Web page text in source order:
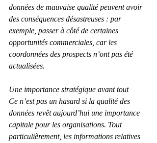
données de mauvaise qualité peuvent avoir
des conséquences désastreuses : par
exemple, passer à côté de certaines
opportunités commerciales, car les
coordonnées des prospects n’ont pas été
actualisées.
Une importance stratégique avant tout
Ce n’est pas un hasard si la qualité des
données revêt aujourd’hui une importance
capitale pour les organisations. Tout
particulièrement, les informations relatives